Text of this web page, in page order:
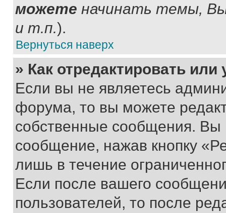
можете начинать темы,
и т.п.).
Вернуться наверх
» Как отредактировать
Если вы не являетесь
форума, то вы можете
собственные сообщения. Вы
сообщение, нажав кнопку
лишь в течение
Если после вашего
пользователей, то после